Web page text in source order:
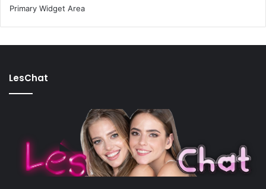
Primary Widget Area
LesChat